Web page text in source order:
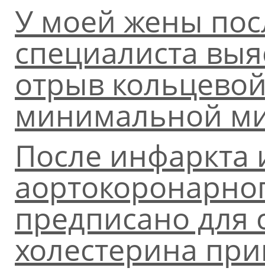
У моей жены
специалиста
отрыв
минимальной
После инфаркта
предписано для
холестерина